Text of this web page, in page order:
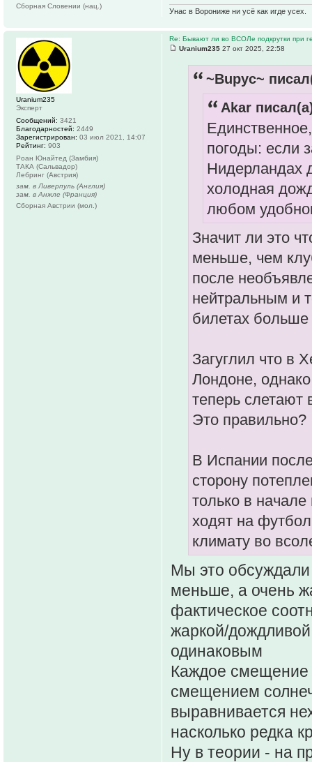
Унас в Ворониже ни усё как игде усех.
Сборная Словении (нац.)
Re: Бывают ли во ВСОЛе подкрутки при
Uranium235 27 окт 2025, 22:58
~Bupyc~
Akar
погоды: если
Нидерландах
холодная
любом
Значит ли это
меньше, чем
после
нейтральным и
билетах больше
Загуглил что в
Лондоне,
теперь слетают
Это правильно?
В Испании
сторону
только в
ходят на
климату во
Мы это
меньше, а очень
фактическое
жаркой/
одинаковым
Каждое смещение
смещением
выравнивается
насколько редка
Ну в теории - на
Uranium235
Эксперт
Сообщений: 3421
Благодарностей: 2449
Зарегистрирован: 03 июл 2021, 14:07
Рейтинг: 903
Роан Юнайтед (Замбия)
ТАКА (Сальвадор)
Лебринг (Австрия)
зам. в Ливерпуль (Англия)
зам. в Анжле (Франция)
Сборная Австрии (мол.)